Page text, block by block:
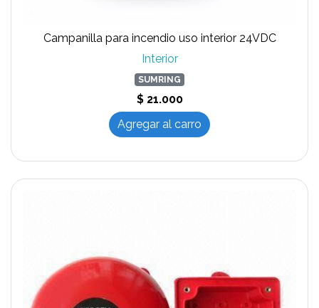
Campanilla para incendio uso interior 24VDC
Interior
SUMRING
$ 21.000
Agregar al carro